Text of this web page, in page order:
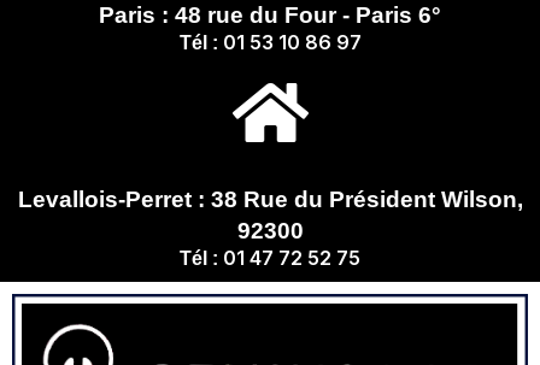
Paris : 48 rue du Four - Paris 6°
Tél : 01 53 10 86 97
Levallois-Perret : 38 Rue du Président Wilson,
92300
Tél : 01 47 72 52 75